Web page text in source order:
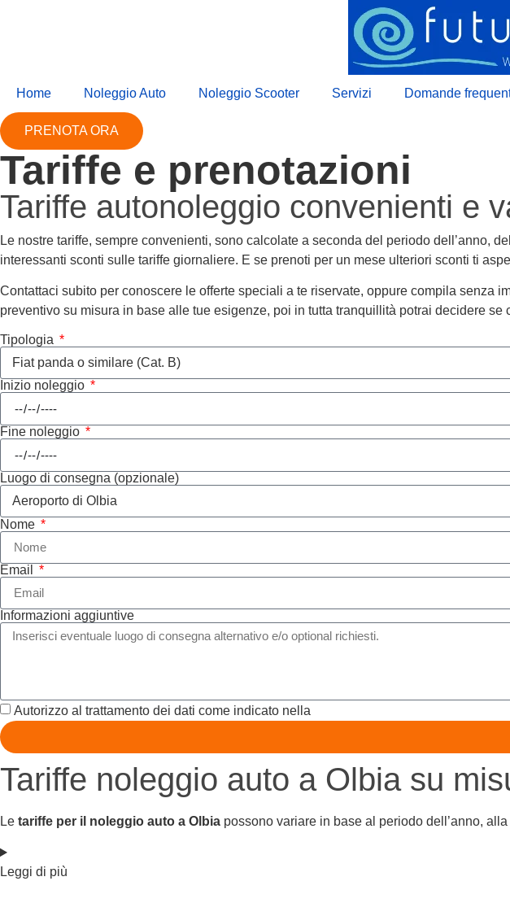
Home Noleggio Auto Noleggio Scooter Servizi Domande
PRENOTA ORA
Tariffe e prenotazioni
Tariffe autonoleggio convenienti e
Le nostre tariffe, sempre convenienti, sono calcolate a seconda del periodo dell’anno,
interessanti sconti sulle tariffe giornaliere. E se prenoti per un mese ulteriori sconti ti
Contattaci subito per conoscere le offerte speciali a te riservate, oppure compila senza
preventivo su misura in base alle tue esigenze, poi in tutta tranquillità potrai decidere se
Tipologia
Inizio noleggio
Fine noleggio
Luogo di consegna (opzionale)
Nome
Email
Informazioni aggiuntive
Autorizzo al trattamento dei dati come indicato nella
Tariffe noleggio auto a Olbia su
Le tariffe per il noleggio auto a Olbia possono variare in base al periodo dell’anno,
Leggi di più